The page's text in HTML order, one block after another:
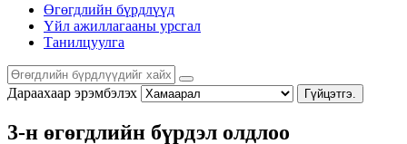
Өгөгдлийн бүрдлүүд
Үйл ажиллагааны урсгал
Танилцуулга
Дараахаар эрэмбэлэх Гүйцэтгэ.
3-н өгөгдлийн бүрдэл олдлоо